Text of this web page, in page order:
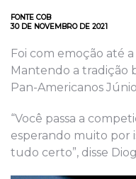
FONTE COB
30 DE NOVEMBRO DE 2021
Foi com emoção até
Mantendo a tradição
Pan-Americanos
“Você passa a
esperando muito por
tudo certo”, disse